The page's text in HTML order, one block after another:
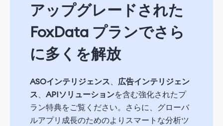
アップグレードされた
FoxData プランでさら
に多くを解放
ASOインテリジェンス、 広告インテリジェン
ス、 APIソリューションを含む強化されたプ
ラン特典をご覧ください。さらに、グローバ
ルアプリ成長のためのよりスマートな分析ツ